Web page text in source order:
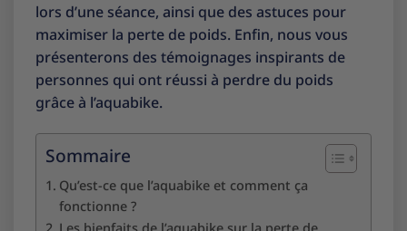
lors d’une séance, ainsi que des astuces pour
maximiser la perte de poids. Enfin, nous vous
présenterons des témoignages inspirants de
personnes qui ont réussi à perdre du poids
grâce à l’aquabike.
Sommaire
Qu’est-ce que l’aquabike et comment ça
fonctionne ?